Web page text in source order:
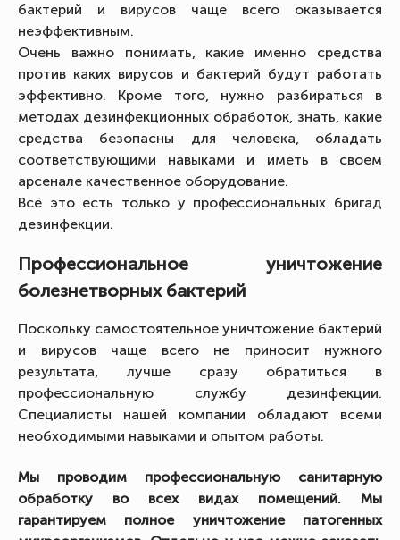
бактерий и вирусов чаще всего оказывается
неэффективным.
Очень важно понимать, какие именно средства
против каких вирусов и бактерий будут работать
эффективно. Кроме того, нужно разбираться в
методах дезинфекционных обработок, знать, какие
средства безопасны для человека, обладать
соответствующими навыками и иметь в своем
арсенале качественное оборудование.
Всё это есть только у профессиональных бригад
дезинфекции.
Профессиональное уничтожение
болезнетворных бактерий
Поскольку самостоятельное уничтожение бактерий
и вирусов чаще всего не приносит нужного
результата, лучше сразу обратиться в
профессиональную службу дезинфекции.
Специалисты нашей компании обладают всеми
необходимыми навыками и опытом работы.
Мы проводим профессиональную санитарную
обработку во всех видах помещений. Мы
гарантируем полное уничтожение патогенных